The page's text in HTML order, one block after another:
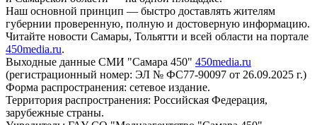
Наш основной принцип — быстро доставлять жителям
губернии проверенную, полную и достоверную информацию.
Читайте новости Самары, Тольятти и всей области на портале
450media.ru.
Выходные данные СМИ "Самара 450" 450media.ru
(регистрационный номер: ЭЛ № ФС77-90097 от 26.09.2025 г.)
Форма распространения: сетевое издание.
Территория распространения: Российская Федерация,
зарубежные страны.